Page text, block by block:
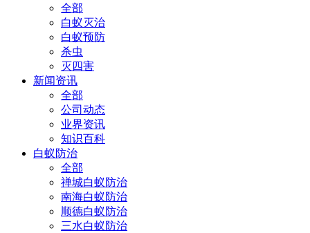
全部
白蚁灭治
白蚁预防
杀虫
灭四害
新闻资讯
全部
公司动态
业界资讯
知识百科
白蚁防治
全部
禅城白蚁防治
南海白蚁防治
顺德白蚁防治
三水白蚁防治